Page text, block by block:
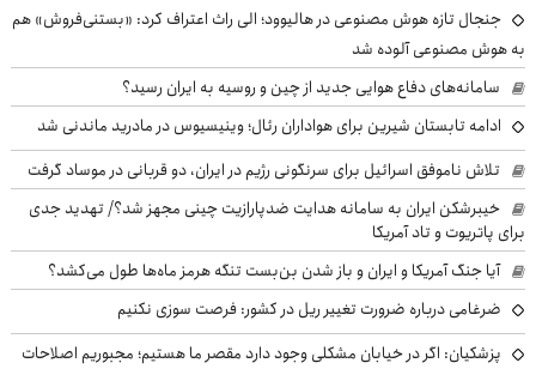
جنجال تازه هوش مصنوعی در هالیوود؛ الی راث اعتراف کرد: «بستنی‌فروش» هم
به هوش مصنوعی آلوده شد
سامانه‌های دفاع هوایی جدید از چین و روسیه به ایران رسید؟
ادامه تابستان شیرین برای هواداران رئال؛ وینیسیوس در مادرید ماندنی شد
تلاش ناموفق اسرائیل برای سرنگونی رژیم در ایران، دو قربانی در موساد گرفت
خیبرشکن ایران به سامانه هدایت ضدپارازیت چینی مجهز شد؟/ تهدید جدی
برای پاتریوت و تاد آمریکا
آیا جنگ آمریکا و ایران و باز شدن بن‌بست تنگه هرمز ماه‌ها طول می‌کشد؟
ضرغامی درباره ضرورت تغییر ریل در کشور: فرصت سوزی نکنیم
پزشکیان: اگر در خیابان مشکلی وجود دارد مقصر ما هستیم؛ مجبوریم اصلاحات